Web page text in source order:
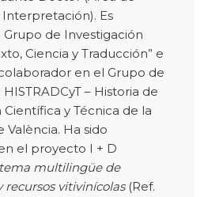
Es
de Investigación
Ciencia y Traducción” e
en el Grupo de
– Historia de
Científica y Técnica de la
València. Ha sido
el proyecto I + D
multilingüe de
recursos vitivinícolas(Ref.